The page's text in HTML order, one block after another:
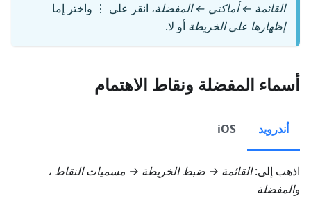
القائمة ← أماكني ← المفضلة، انقر على ⋮ واختر إما
إظهارها على الخريطة أو لا.
أسماء المفضلة ونقاط الاهتمام
أندرويد iOS
اذهب إلى:القائمة → ضبط الخريطة → مسميات النقاط ،
والمفضلة